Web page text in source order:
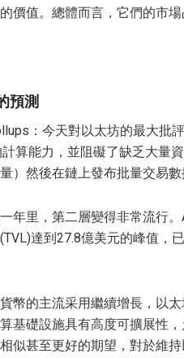
價值。總體而言，它們的市場
預測
：今天對以太坊的最大批
算能力，並阻礙了缺乏大量
）然後在鏈上發布批量交易數
年里，第二層變得非常流行
達到27.8億美元的峰值，
幣的主流采用繼續增長，以
基礎設施具有高度可擴展性
似甚至更好的期望，對於維